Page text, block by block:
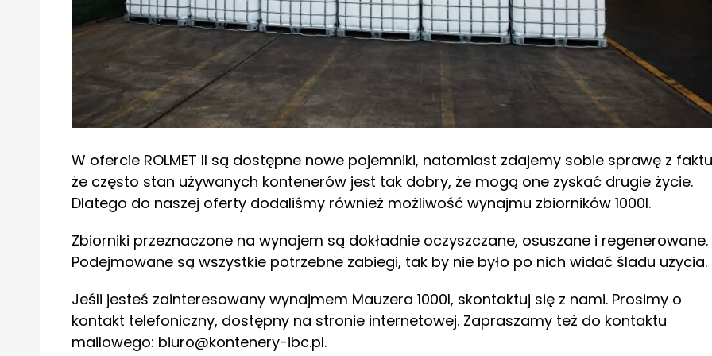
W ofercie ROLMET II są dostępne nowe pojemniki, natomiast zdajemy sobie sprawę z
że często stan używanych kontenerów jest tak dobry, że mogą one zyskać drugie życie.
Dlatego do naszej oferty dodaliśmy również możliwość wynajmu zbiorników 1000l.
Zbiorniki przeznaczone na wynajem są dokładnie oczyszczane, osuszane i regenerowane.
Podejmowane są wszystkie potrzebne zabiegi, tak by nie było po nich widać śladu użycia.
Jeśli jesteś zainteresowany wynajmem Mauzera 1000l, skontaktuj się z nami. Prosimy o
kontakt telefoniczny, dostępny na stronie internetowej. Zapraszamy też do kontaktu
mailowego: biuro@kontenery-ibc.pl.